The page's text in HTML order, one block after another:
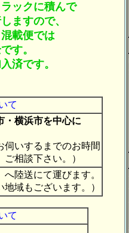
ックに積んで
ますので、
載便では
す。
済です。
て
・横浜市を中心に
伺いするまでのお時間
相談下さい。）
陸送にて運びます。
地域もございます。）
て